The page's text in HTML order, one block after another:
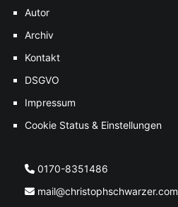
Autor
Archiv
Kontakt
DSGVO
Impressum
Cookie Status & Einstellungen
0170-8351486
mail@christophschwarzer.com